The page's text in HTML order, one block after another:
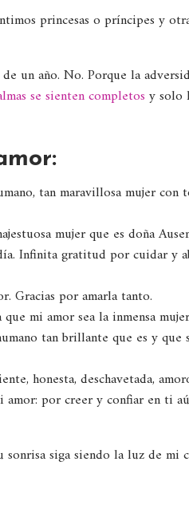
princesas o príncipes y
un año. No. Porque la
se sienten completos y solo
tan maravillosa mujer con
mujer que es doña
Infinita gratitud por cuidar y
Gracias por amarla tanto.
mi amor sea la inmensa
tan brillante que es y que
honesta, deschavetada,
amor: por creer y confiar en ti
siga siendo la luz de mi